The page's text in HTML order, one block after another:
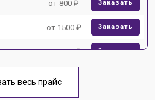
от 800 ₽ Заказать
от 1500 ₽ Заказать
от 1000 ₽ Заказать
весь прайс